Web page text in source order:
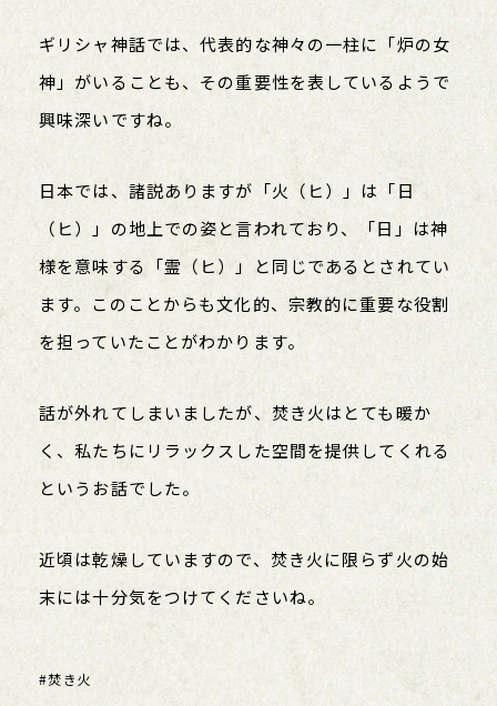
ギリシャ神話では、代表的な神々の一柱に「炉の女
神」がいることも、その重要性を表しているようで
興味深いですね。
日本では、諸説ありますが「火（ヒ）」は「日
（ヒ）」の地上での姿と言われており、「日」は神
様を意味する「霊（ヒ）」と同じであるとされてい
ます。このことからも文化的、宗教的に重要な役割
を担っていたことがわかります。
話が外れてしまいましたが、焚き火はとても暖か
く、私たちにリラックスした空間を提供してくれる
というお話でした。
近頃は乾燥していますので、焚き火に限らず火の始
末には十分気をつけてくださいね。
#焚き火